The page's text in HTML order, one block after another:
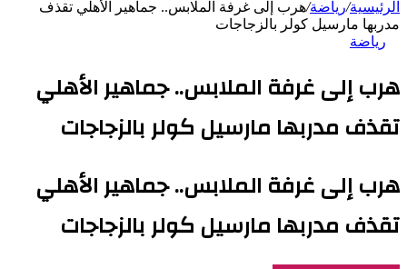
الرئيسية/رياضة/هرب إلى غرفة الملابس.. جماهير الأهلي تقذف
مدربها مارسيل كولر بالزجاجات
رياضة
هرب إلى غرفة الملابس.. جماهير الأهلي
تقذف مدربها مارسيل كولر بالزجاجات
هرب إلى غرفة الملابس.. جماهير الأهلي
تقذف مدربها مارسيل كولر بالزجاجات